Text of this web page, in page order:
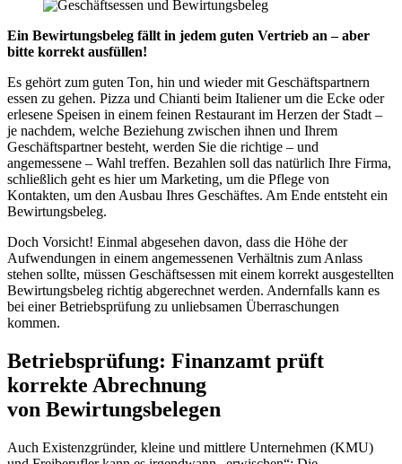
Ein Bewirtungsbeleg fällt in jedem guten Vertrieb an – aber
bitte korrekt ausfüllen!
Es gehört zum guten Ton, hin und wieder mit Geschäftspartnern
essen zu gehen. Pizza und Chianti beim Italiener um die Ecke oder
erlesene Speisen in einem feinen Restaurant im Herzen der Stadt –
je nachdem, welche Beziehung zwischen ihnen und Ihrem
Geschäftspartner besteht, werden Sie die richtige – und
angemessene – Wahl treffen. Bezahlen soll das natürlich Ihre Firma,
schließlich geht es hier um Marketing, um die Pflege von
Kontakten, um den Ausbau Ihres Geschäftes. Am Ende entsteht ein
Bewirtungsbeleg.
Doch Vorsicht! Einmal abgesehen davon, dass die Höhe der
Aufwendungen in einem angemessenen Verhältnis zum Anlass
stehen sollte, müssen Geschäftsessen mit einem korrekt ausgestellten
Bewirtungsbeleg richtig abgerechnet werden. Andernfalls kann es
bei einer Betriebsprüfung zu unliebsamen Überraschungen
kommen.
Betriebsprüfung: Finanzamt prüft
korrekte Abrechnung
von Bewirtungsbelegen
Auch Existenzgründer, kleine und mittlere Unternehmen (KMU)